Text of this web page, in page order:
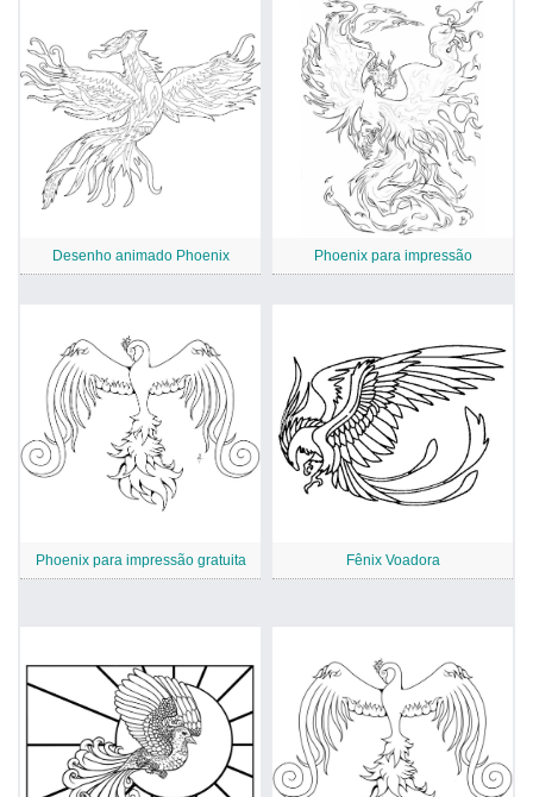
Desenho animado Phoenix Phoenix para impressão
Phoenix para impressão gratuita Fênix Voadora